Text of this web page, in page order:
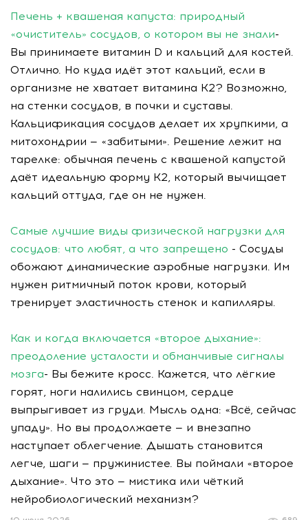
Печень + квашеная капуста: природный
«очиститель» сосудов, о котором вы не знали-
Вы принимаете витамин D и кальций для костей.
Отлично. Но куда идёт этот кальций, если в
организме не хватает витамина К2? Возможно,
на стенки сосудов, в почки и суставы.
Кальцификация сосудов делает их хрупкими, а
митохондрии — «забитыми». Решение лежит на
тарелке: обычная печень с квашеной капустой
даёт идеальную форму К2, который вычищает
кальций оттуда, где он не нужен.
Самые лучшие виды физической нагрузки для
сосудов: что любят, а что запрещено - Сосуды
обожают динамические аэробные нагрузки. Им
нужен ритмичный поток крови, который
тренирует эластичность стенок и капилляры.
Как и когда включается «второе дыхание»:
преодоление усталости и обманчивые сигналы
мозга- Вы бежите кросс. Кажется, что лёгкие
горят, ноги налились свинцом, сердце
выпрыгивает из груди. Мысль одна: «Всё, сейчас
упаду». Но вы продолжаете — и внезапно
наступает облегчение. Дышать становится
легче, шаги — пружинистее. Вы поймали «второе
дыхание». Что это — мистика или чёткий
нейробиологический механизм?